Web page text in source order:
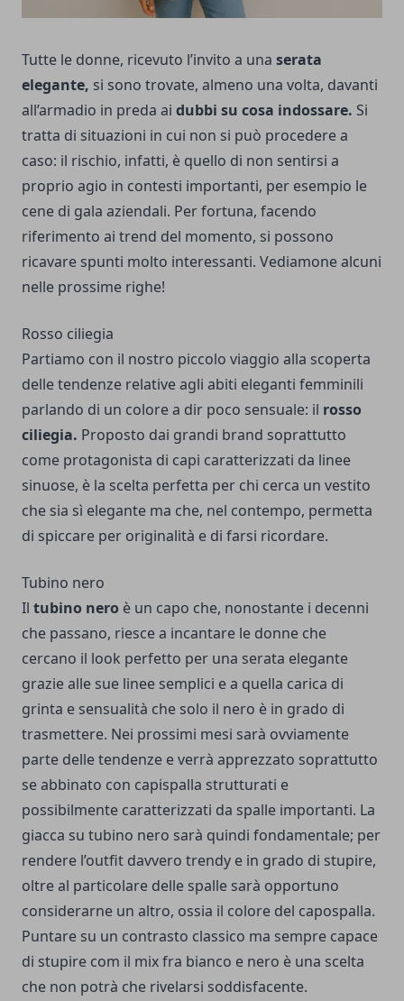
Tutte le donne, ricevuto l’invito a una serata
elegante, si sono trovate, almeno una volta, davanti
all’armadio in preda ai dubbi su cosa indossare. Si
tratta di situazioni in cui non si può procedere a
caso: il rischio, infatti, è quello di non sentirsi a
proprio agio in contesti importanti, per esempio le
cene di gala aziendali. Per fortuna, facendo
riferimento ai trend del momento, si possono
ricavare spunti molto interessanti. Vediamone alcuni
nelle prossime righe!
Rosso ciliegia
Partiamo con il nostro piccolo viaggio alla scoperta
delle tendenze relative agli abiti eleganti femminili
parlando di un colore a dir poco sensuale: il rosso
ciliegia. Proposto dai grandi brand soprattutto
come protagonista di capi caratterizzati da linee
sinuose, è la scelta perfetta per chi cerca un vestito
che sia sì elegante ma che, nel contempo, permetta
di spiccare per originalità e di farsi ricordare.
Tubino nero
Il tubino nero è un capo che, nonostante i decenni
che passano, riesce a incantare le donne che
cercano il look perfetto per una serata elegante
grazie alle sue linee semplici e a quella carica di
grinta e sensualità che solo il nero è in grado di
trasmettere. Nei prossimi mesi sarà ovviamente
parte delle tendenze e verrà apprezzato soprattutto
se abbinato con capispalla strutturati e
possibilmente caratterizzati da spalle importanti. La
giacca su tubino nero sarà quindi fondamentale; per
rendere l’outfit davvero trendy e in grado di stupire,
oltre al particolare delle spalle sarà opportuno
considerarne un altro, ossia il colore del capospalla.
Puntare su un contrasto classico ma sempre capace
di stupire com il mix fra bianco e nero è una scelta
che non potrà che rivelarsi soddisfacente.